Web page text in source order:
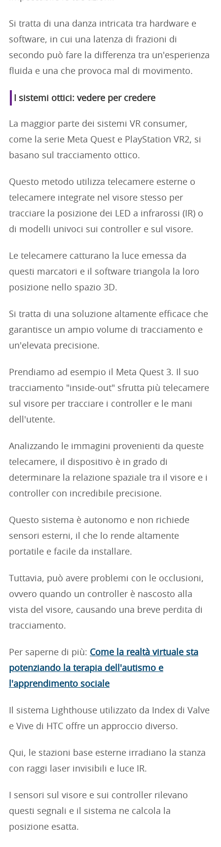
Si tratta di una danza intricata tra hardware e
software, in cui una latenza di frazioni di
secondo può fare la differenza tra un'esperienza
fluida e una che provoca mal di movimento.
I sistemi ottici: vedere per credere
La maggior parte dei sistemi VR consumer,
come la serie Meta Quest e PlayStation VR2, si
basano sul tracciamento ottico.
Questo metodo utilizza telecamere esterne o
telecamere integrate nel visore stesso per
tracciare la posizione dei LED a infrarossi (IR) o
di modelli univoci sui controller e sul visore.
Le telecamere catturano la luce emessa da
questi marcatori e il software triangola la loro
posizione nello spazio 3D.
Si tratta di una soluzione altamente efficace che
garantisce un ampio volume di tracciamento e
un'elevata precisione.
Prendiamo ad esempio il Meta Quest 3. Il suo
tracciamento "inside-out" sfrutta più telecamere
sul visore per tracciare i controller e le mani
dell'utente.
Analizzando le immagini provenienti da queste
telecamere, il dispositivo è in grado di
determinare la relazione spaziale tra il visore e i
controller con incredibile precisione.
Questo sistema è autonomo e non richiede
sensori esterni, il che lo rende altamente
portatile e facile da installare.
Tuttavia, può avere problemi con le occlusioni,
ovvero quando un controller è nascosto alla
vista del visore, causando una breve perdita di
tracciamento.
Per saperne di più: Come la realtà virtuale sta
potenziando la terapia dell'autismo e
l'apprendimento sociale
Il sistema Lighthouse utilizzato da Index di Valve
e Vive di HTC offre un approccio diverso.
Qui, le stazioni base esterne irradiano la stanza
con raggi laser invisibili e luce IR.
I sensori sul visore e sui controller rilevano
questi segnali e il sistema ne calcola la
posizione esatta.